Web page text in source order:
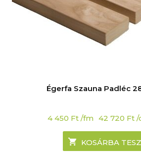
Égerfa Szauna Padléc
4 450 Ft /fm 42 720 Ft /
KOSÁRBA